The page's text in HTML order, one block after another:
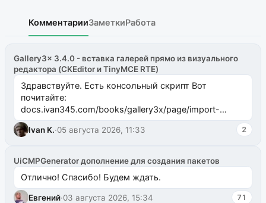
КомментарииЗаметкиРабота
Gallery3x 3.4.0 - вставка галерей прямо из визуального
редактора (CKEditor и TinyMCE RTE)
Здравствуйте. Есть консольный скрипт Вот
почитайте:
docs.ivan345.com/books/gallery3x/page/import-
ms2galleryphp
Ivan K.·05 августа 2026, 11:33 2
UiCMPGenerator дополнение для создания пакетов
Отлично! Спасибо! Будем ждать.
Евгений·03 августа 2026, 15:34 71